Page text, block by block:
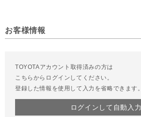
お客様情報
TOYOTAアカウント取得済みの方は
こちらからログインしてください。
登録した情報を使用して入力を省略できます。
ログインして自動入力